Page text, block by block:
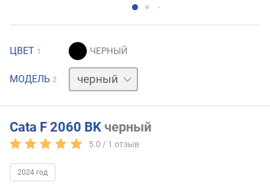
ЦВЕТ 1
МОДЕЛЬ 2
белый
Cata F 2060 BK черный
5.0 / 1 отзыв
2024 год